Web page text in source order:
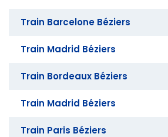
Train Barcelone Béziers
Train Madrid Béziers
Train Bordeaux Béziers
Train Madrid Béziers
Train Paris Béziers